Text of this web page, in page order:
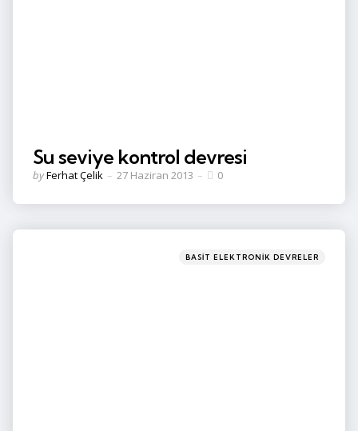
Su seviye kontrol devresi
Posted
byFerhat Çelik 27 Haziran 2013 0
Categories
Posted
BASIT ELEKTRONIK DEVRELER